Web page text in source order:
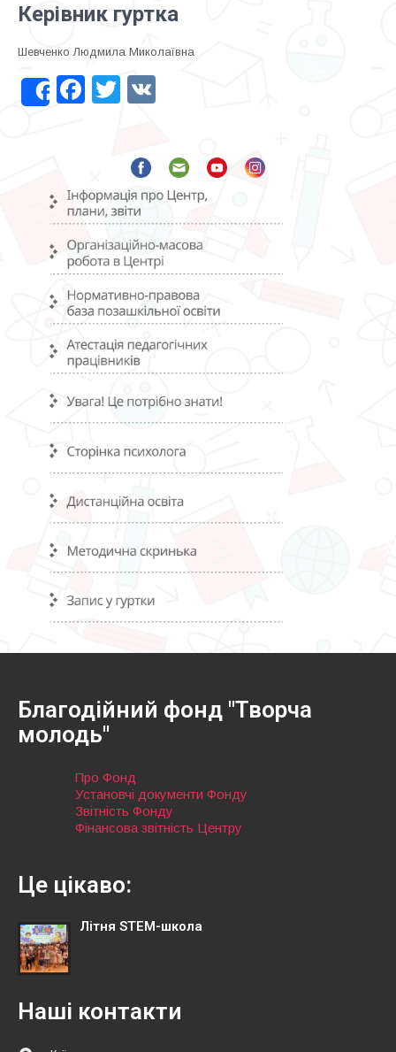
Керівник гуртка
Шевченко Людмила Миколаївна
ShareFacebook
Twitter
Благодійний фонд "Творча
молодь"
Про Фонд
Установчі документи Фонду
Звітність Фонду
Фінансова звітність Центру
Це цікаво:
Літня STEM-школа
Наші контакти